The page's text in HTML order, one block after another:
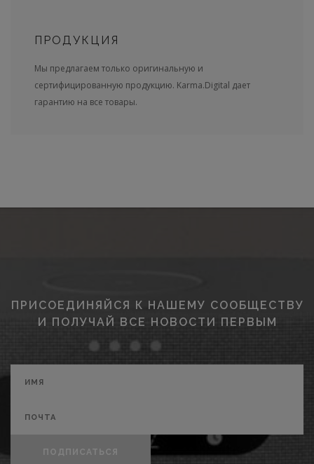
ПРОДУКЦИЯ
Мы предлагаем только оригинальную и
сертифицированную продукцию. Karma.Digital дает
гарантию на все товары.
ПРИСОЕДИНЯЙСЯ К НАШЕМУ СООБЩЕСТВУ
И ПОЛУЧАЙ ВСЕ НОВОСТИ ПЕРВЫМ
ПОДПИСАТЬСЯ